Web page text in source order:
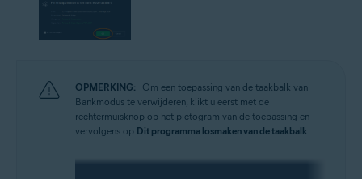
OPMERKING:
Om een toepassing van de taakbalk van
Bankmodus te verwijderen, klikt u eerst met de
rechtermuisknop op het pictogram van de toepassing en
vervolgens op Dit programma losmaken van de taakbalk